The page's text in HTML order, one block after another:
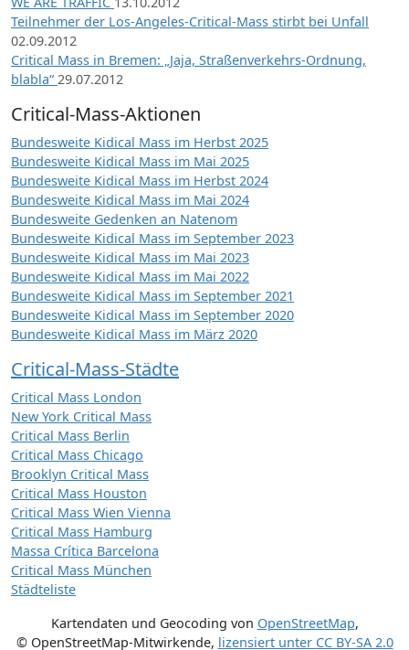
Teilnehmer der Los-Angeles-Critical-Mass stirbt bei Unfall
02.09.2012
Critical Mass in Bremen: „Jaja, Straßenverkehrs-Ordnung,
blabla“ 29.07.2012
Critical-Mass-Aktionen
Bundesweite Kidical Mass im Herbst 2025
Bundesweite Kidical Mass im Mai 2025
Bundesweite Kidical Mass im Herbst 2024
Bundesweite Kidical Mass im Mai 2024
Bundesweite Gedenken an Natenom
Bundesweite Kidical Mass im September 2023
Bundesweite Kidical Mass im Mai 2023
Bundesweite Kidical Mass im Mai 2022
Bundesweite Kidical Mass im September 2021
Bundesweite Kidical Mass im September 2020
Bundesweite Kidical Mass im März 2020
Critical-Mass-Städte
Critical Mass London
New York Critical Mass
Critical Mass Berlin
Critical Mass Chicago
Brooklyn Critical Mass
Critical Mass Houston
Critical Mass Wien Vienna
Critical Mass Hamburg
Massa Crítica Barcelona
Critical Mass München
Städteliste
Kartendaten und Geocoding von OpenStreetMap,
© OpenStreetMap-Mitwirkende, lizensiert unter CC BY-SA 2.0